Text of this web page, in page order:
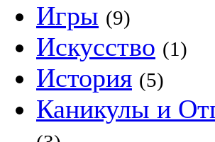
Игры (9)
Искусство (1)
История (5)
Каникулы и